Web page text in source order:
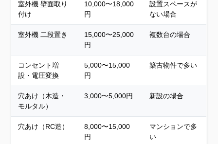
室外機 壁面取り
付け
10,000〜18,000
円
設置スペースが
ない場合
室外機 二段置き
15,000〜25,000
円
複数台の場合
コンセント増
設・電圧変換
5,000〜15,000
円
築古物件で多い
穴あけ（木造・
モルタル）
3,000〜5,000円 新設の場合
穴あけ（RC造）
8,000〜15,000
円
マンションで多
い